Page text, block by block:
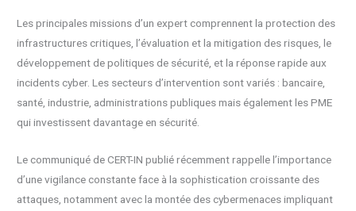
Les principales missions d’un expert comprennent la protection des
infrastructures critiques, l’évaluation et la mitigation des risques, le
développement de politiques de sécurité, et la réponse rapide aux
incidents cyber. Les secteurs d’intervention sont variés : bancaire,
santé, industrie, administrations publiques mais également les PME
qui investissent davantage en sécurité.
Le communiqué de CERT-IN publié récemment rappelle l’importance
d’une vigilance constante face à la sophistication croissante des
attaques, notamment avec la montée des cybermenaces impliquant